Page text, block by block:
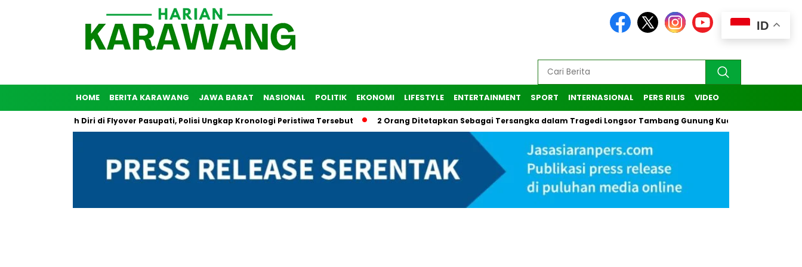
HOME BERITA KARAWANG JAWA BARAT NASIONAL POLITIK EKONOMI LIFESTYLE ENTERTAINMENT SPORT INTERNASIONAL PERS RILIS VIDEO
Coba Bunuh Diri di Flyover Pasupati, Polisi Ungkap Kronologi Peristiwa Tersebut 2 Orang Ditetapkan Sebagai Tersangka dalam Tragedi Longsor Tambang Gunung Kuda di Cirebon
ID